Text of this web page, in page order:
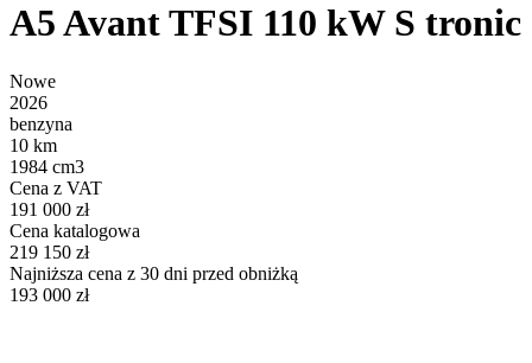
A5 Avant TFSI 110 kW S tronic
Nowe
2026
benzyna
10 km
1984 cm3
Cena z VAT
191 000 zł
Cena katalogowa
219 150 zł
Najniższa cena z 30 dni przed obniżką
193 000 zł